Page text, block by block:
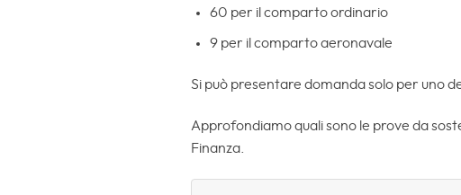
60 per il comparto ordinario
9 per il comparto aeronavale
Si può presentare domanda solo per uno
Approfondiamo quali sono le prove da
Finanza.